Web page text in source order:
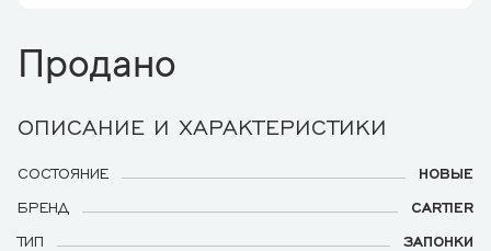
Продано
ОПИСАНИЕ И ХАРАКТЕРИСТИКИ
СОСТОЯНИЕ
НОВЫЕ
БРЕНД
CARTIER
ТИП
ЗАПОНКИ